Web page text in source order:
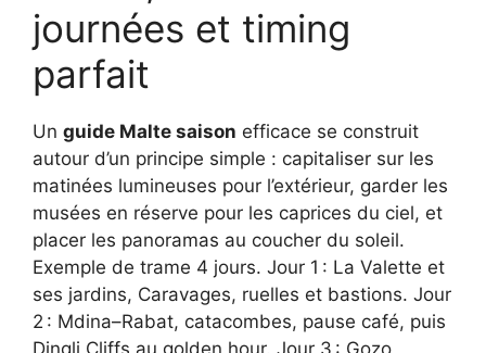
journées et timing
parfait
Un guide Malte saison efficace se construit
autour d’un principe simple : capitaliser sur les
matinées lumineuses pour l’extérieur, garder les
musées en réserve pour les caprices du ciel, et
placer les panoramas au coucher du soleil.
Exemple de trame 4 jours. Jour 1 : La Valette et
ses jardins, Caravages, ruelles et bastions. Jour
2 : Mdina–Rabat, catacombes, pause café, puis